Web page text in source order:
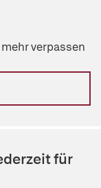
verpassen
für